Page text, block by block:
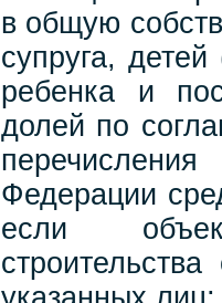
в общую
супруга,
ребенка и
долей по
Федерации
если